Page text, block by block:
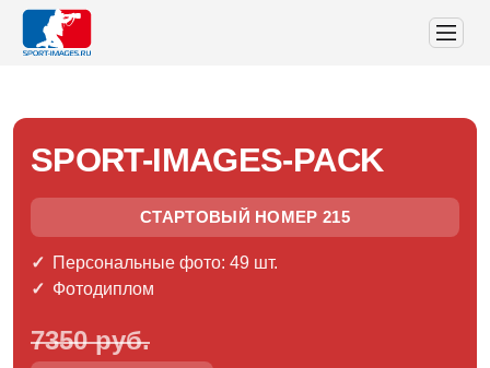
SPORT-IMAGES-PACK
СТАРТОВЫЙ НОМЕР 215
Персональные фото: 49 шт.
Фотодиплом
7350 руб.